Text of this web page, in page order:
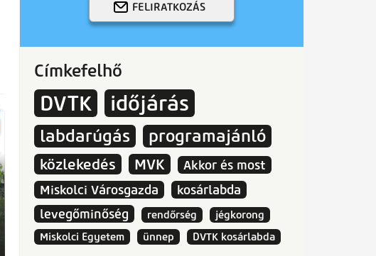
FELIRATKOZÁS
Címkefelhő
DVTK időjárás
labdarúgás programajánló
közlekedés MVK
Akkor és most
Miskolci Városgazda
kosárlabda
levegőminőség
rendőrség
jégkorong
Miskolci Egyetem
ünnep DVTK kosárlabda